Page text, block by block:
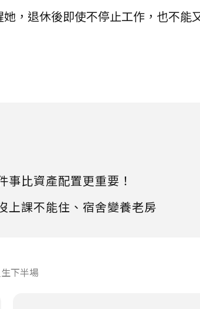
，退休後即使不停止工作，也不能
比資產配置更重要！
上課不能住、宿舍變養老房
下半場